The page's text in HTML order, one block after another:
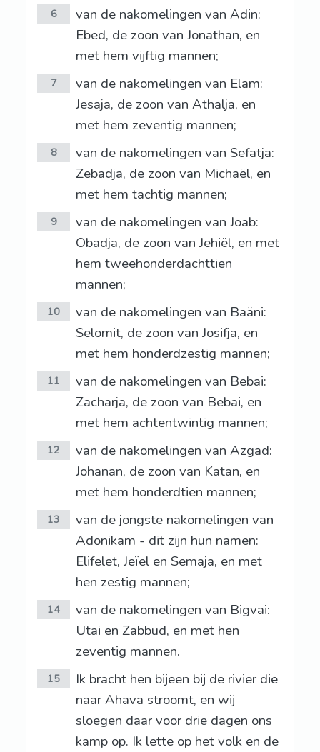
6
van de nakomelingen van Adin:
Ebed, de zoon van Jonathan, en
met hem vijftig mannen;
7
van de nakomelingen van Elam:
Jesaja, de zoon van Athalja, en
met hem zeventig mannen;
8
van de nakomelingen van Sefatja:
Zebadja, de zoon van Michaël, en
met hem tachtig mannen;
9
van de nakomelingen van Joab:
Obadja, de zoon van Jehiël, en met
hem tweehonderdachttien
mannen;
10
van de nakomelingen van Baäni:
Selomit, de zoon van Josifja, en
met hem honderdzestig mannen;
11
van de nakomelingen van Bebai:
Zacharja, de zoon van Bebai, en
met hem achtentwintig mannen;
12
van de nakomelingen van Azgad:
Johanan, de zoon van Katan, en
met hem honderdtien mannen;
13
van de jongste nakomelingen van
Adonikam - dit zijn hun namen:
Elifelet, Jeïel en Semaja, en met
hen zestig mannen;
14
van de nakomelingen van Bigvai:
Utai en Zabbud, en met hen
zeventig mannen.
15
Ik bracht hen bijeen bij de rivier die
naar Ahava stroomt, en wij
sloegen daar voor drie dagen ons
kamp op. Ik lette op het volk en de